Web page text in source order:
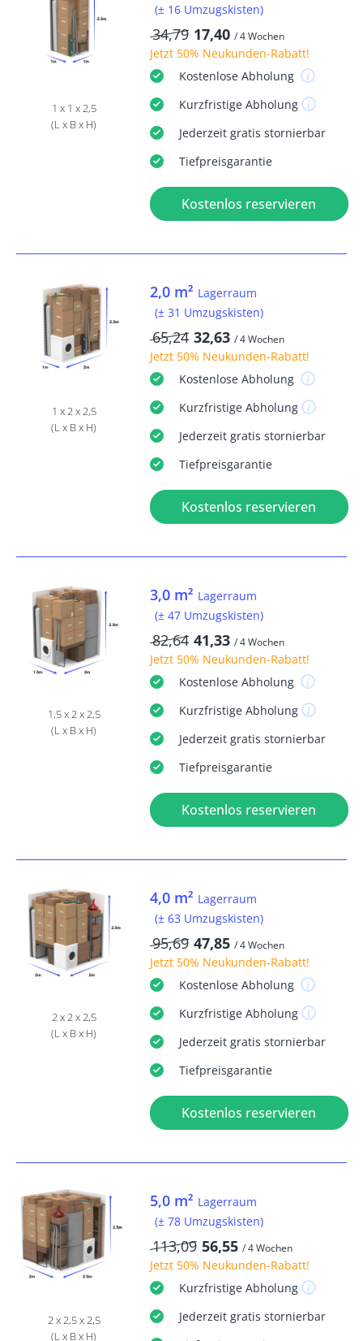
1 x 1 x 2,5
(L x B x H)
(± 16 Umzugskisten)
34,79 17,40 / 4 Wochen
Jetzt 50% Neukunden-Rabatt!
KostenloseAbholung
KurzfristigeAbholung
Jederzeit gratis stornierbar
Tiefpreisgarantie
Kostenlos reservieren
1 x 2 x 2,5
(L x B x H)
2,0 m² Lagerraum
(± 31 Umzugskisten)
65,24 32,63 / 4 Wochen
Jetzt 50% Neukunden-Rabatt!
KostenloseAbholung
KurzfristigeAbholung
Jederzeit gratis stornierbar
Tiefpreisgarantie
Kostenlos reservieren
1,5 x 2 x 2,5
(L x B x H)
3,0 m² Lagerraum
(± 47 Umzugskisten)
82,64 41,33 / 4 Wochen
Jetzt 50% Neukunden-Rabatt!
KostenloseAbholung
KurzfristigeAbholung
Jederzeit gratis stornierbar
Tiefpreisgarantie
Kostenlos reservieren
2 x 2 x 2,5
(L x B x H)
4,0 m² Lagerraum
(± 63 Umzugskisten)
95,69 47,85 / 4 Wochen
Jetzt 50% Neukunden-Rabatt!
KostenloseAbholung
KurzfristigeAbholung
Jederzeit gratis stornierbar
Tiefpreisgarantie
Kostenlos reservieren
2 x 2,5 x 2,5
(L x B x H)
5,0 m² Lagerraum
(± 78 Umzugskisten)
113,09 56,55 / 4 Wochen
Jetzt 50% Neukunden-Rabatt!
KurzfristigeAbholung
Jederzeit gratis stornierbar